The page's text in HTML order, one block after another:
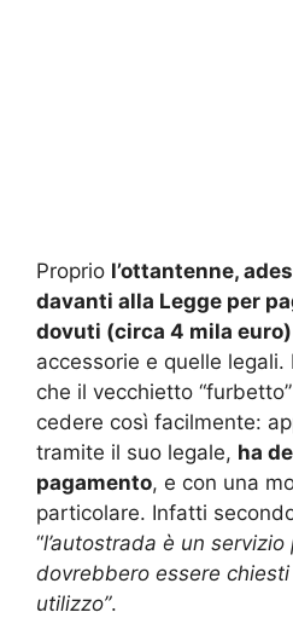
Proprio l’ottantenne,
davanti alla Legge per
dovuti (circa 4 mila euro)
accessorie e quelle
che il vecchietto
cedere così facilmente:
tramite il suo legale, ha
pagamento, e con una
particolare. Infatti
“l’autostrada è un
dovrebbero essere
utilizzo”.